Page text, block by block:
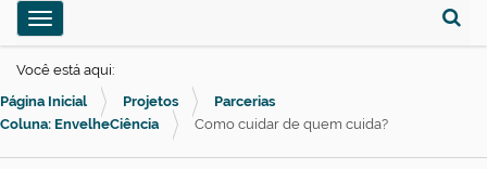
Busca
e
g
a
Toggle navigation
Você está aqui:
Página Inicial
Projetos
Parcerias
Coluna: EnvelheCiência
Como cuidar de quem cuida?